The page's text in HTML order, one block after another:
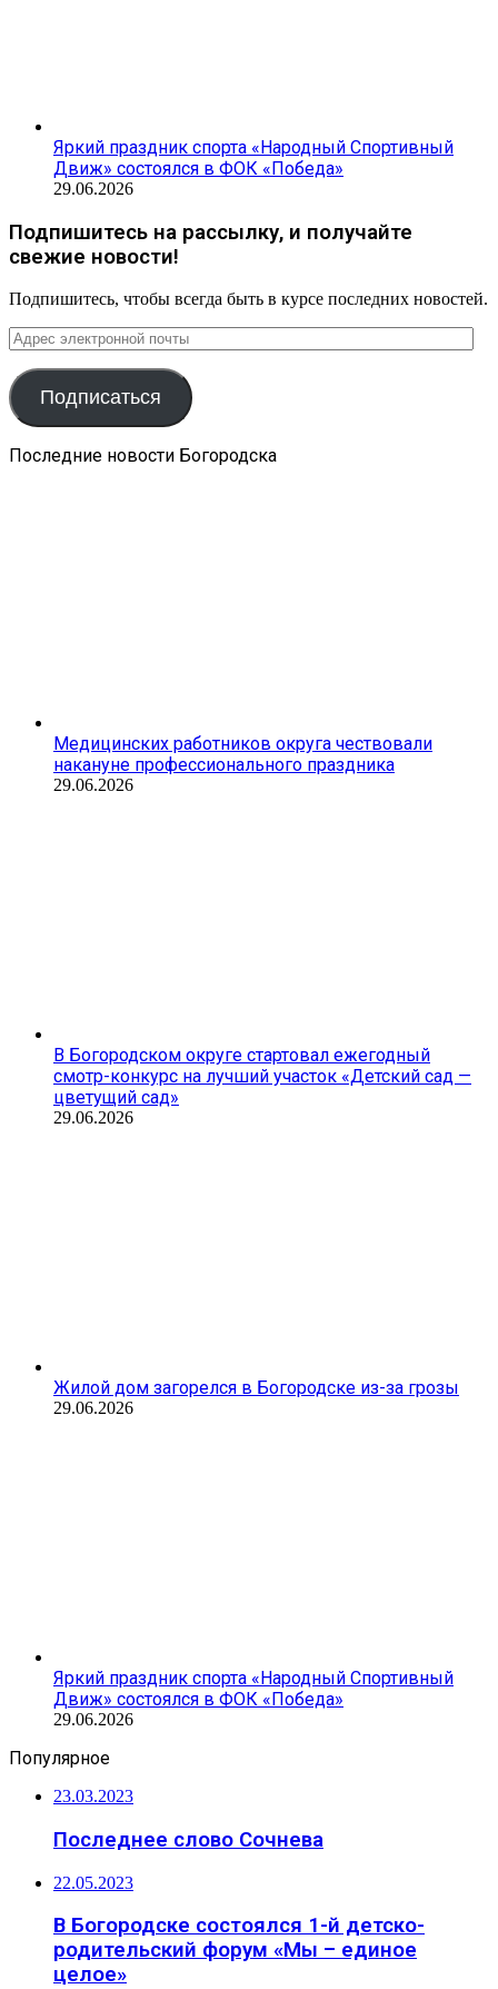
Яркий праздник спорта «Народный Спортивный
Движ» состоялся в ФОК «Победа»
29.06.2026
Подпишитесь на рассылку, и получайте
свежие новости!
Подпишитесь, чтобы всегда быть в курсе последних новостей.
Адрес
электронной
почты
Подписаться
Последние новости Богородска
Медицинских работников округа чествовали
накануне профессионального праздника
29.06.2026
В Богородском округе стартовал ежегодный
смотр-конкурс на лучший участок «Детский сад —
цветущий сад»
29.06.2026
Жилой дом загорелся в Богородске из-за грозы
29.06.2026
Яркий праздник спорта «Народный Спортивный
Движ» состоялся в ФОК «Победа»
29.06.2026
Популярное
23.03.2023
Последнее слово Сочнева
22.05.2023
В Богородске состоялся 1-й детско-
родительский форум «Мы – единое
целое»